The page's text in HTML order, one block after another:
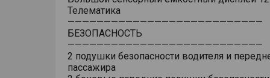
Телематика
———————————————————————————
БЕЗОПАСНОСТЬ
———————————————————————————
2 подушки безопасности водителя и
пассажира